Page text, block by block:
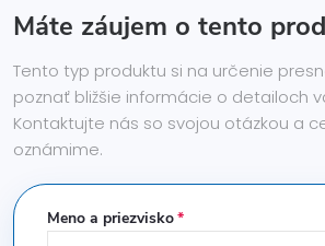
Máte záujem o tento
Tento typ produktu si na určenie
poznať bližšie informácie o detailoch
Kontaktujte nás so svojou otázkou a
oznámime.
Meno a priezvisko